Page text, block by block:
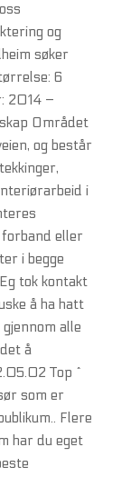
og
søker
6
2014 –
Området
og består
i
eller
i begge
tok kontakt
å ha hatt
alle
å
Top ^
som er
Flere
har du eget